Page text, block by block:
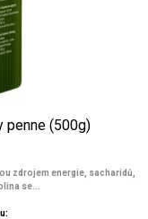
penne (500g)
zdrojem energie, sacharidů,
se...